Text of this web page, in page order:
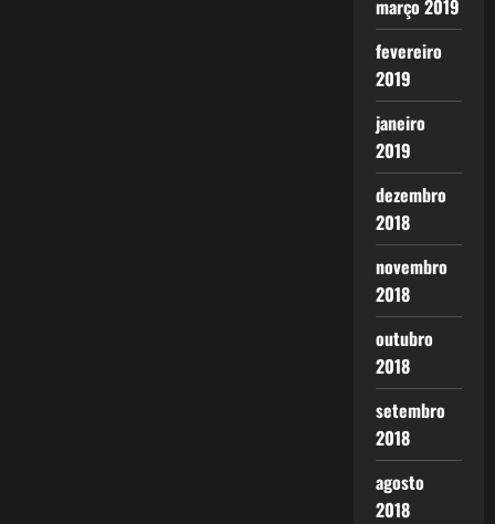
março 2019
fevereiro
2019
janeiro
2019
dezembro
2018
novembro
2018
outubro
2018
setembro
2018
agosto
2018